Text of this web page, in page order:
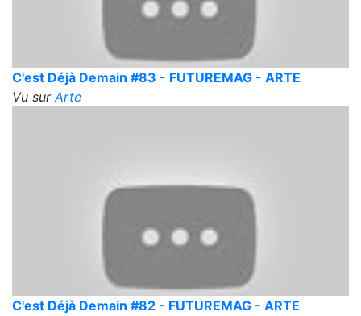
C'est Déjà Demain #83 - FUTUREMAG - ARTE
Vu surArte
C'est Déjà Demain #82 - FUTUREMAG - ARTE